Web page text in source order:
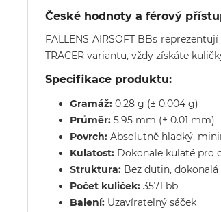
České hodnoty a férový
FALLENS AIRSOFT BBs
TRACER variantu, vždy získáte
Specifikace produktu:
Gramáž: 0.28 g (± 0.004 g)
Průměr: 5.95 mm (± 0.01 mm)
Povrch: Absolutně hladký,
Kulatost: Dokonale kulaté pro
Struktura: Bez dutin,
Počet kuliček: 3571 bb
Balení: Uzavíratelný sáček